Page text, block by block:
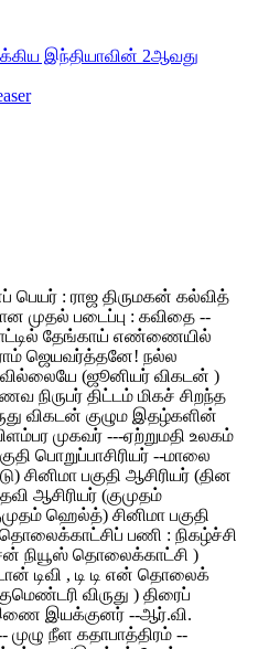
இந்தியாவின் 2ஆவது
பெயர் : ராஜ திருமகன் கல்வித்
முதல் படைப்பு : கவிதை --
தேங்காய் எண்ணையில்
ஜெயவர்த்தனே! நல்ல
(ஜூனியர் விகடன் )
நிருபர் திட்டம் மிகச் சிறந்த
விகடன் குழும இதழ்களின்
முகவர் ---ஏற்றுமதி உலகம்
பொறுப்பாசிரியர் --மாலை
சினிமா பகுதி ஆசிரியர் (தின
ஆசிரியர் (குமுதம்
ஹெல்த்) சினிமா பகுதி
பணி : நிகழ்ச்சி
சன் நியூஸ் தொலைக்காட்சி )
டிவி , டி டி என் தொலைக்
விருது ) திரைப்
இணை இயக்குனர் --ஆர்.வி.
முழு நீள கதாபாத்திரம் --